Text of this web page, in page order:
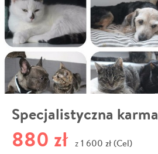
Specjalistyczna
880 zł z 1 600 zł (Cel)